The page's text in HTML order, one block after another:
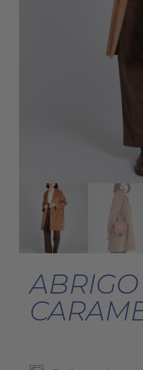
ABRIGO